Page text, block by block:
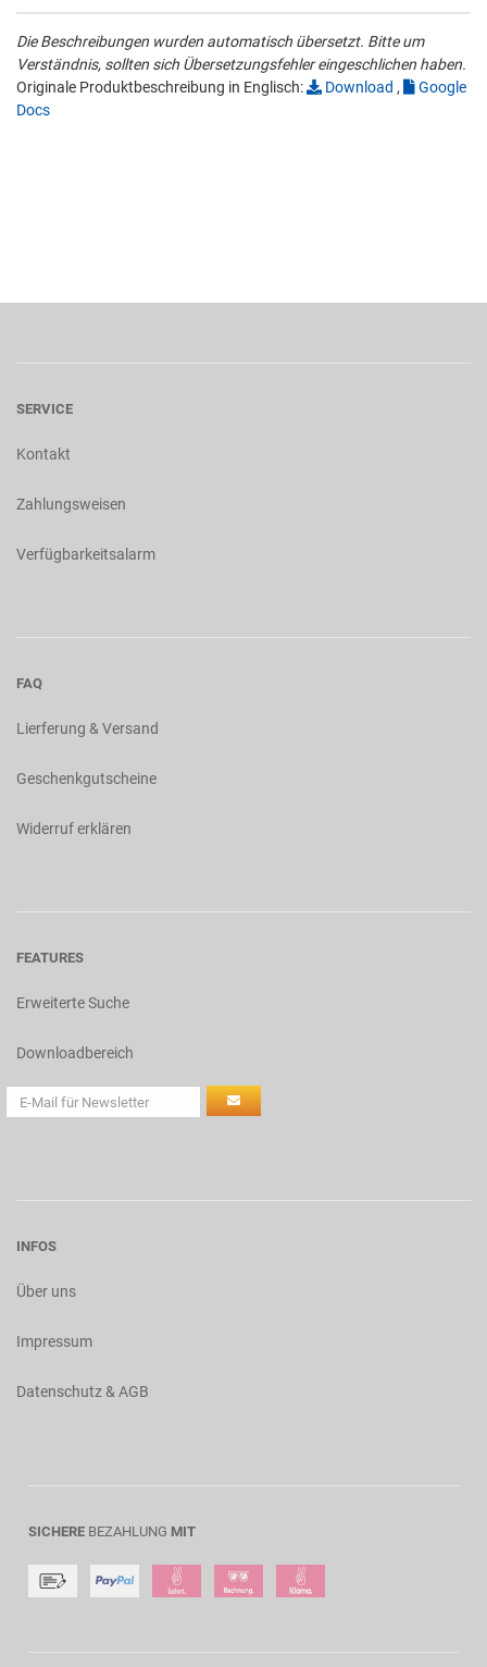
Die Beschreibungen wurden automatisch übersetzt. Bitte um
Verständnis, sollten sich Übersetzungsfehler eingeschlichen haben.
Originale Produktbeschreibung in Englisch:
Download ,
Google
Docs
SERVICE
Kontakt
Zahlungsweisen
Verfügbarkeitsalarm
FAQ
Lierferung & Versand
Geschenkgutscheine
Widerruf erklären
FEATURES
Erweiterte Suche
Downloadbereich
INFOS
Über uns
Impressum
Datenschutz & AGB
SICHERE BEZAHLUNG MIT